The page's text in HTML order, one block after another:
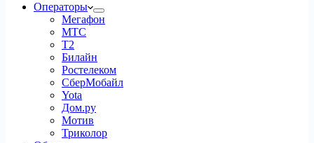
Операторы
Мегафон
МТС
Т2
Билайн
Ростелеком
СберМобайл
Yota
Дом.ру
Мотив
Триколор